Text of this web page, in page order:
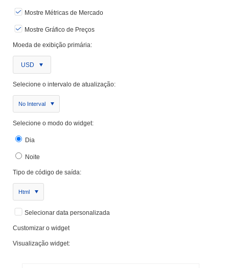
Mostre Métricas de Mercado
Mostre Gráfico de Preços
Moeda de exibição primária:
USD
Selecione o intervalo de atualização:
No Interval
Selecione o modo do widget:
Dia
Noite
Tipo de código de saída:
Html
Selecionar data personalizada
Customizar o widget
Visualização widget: